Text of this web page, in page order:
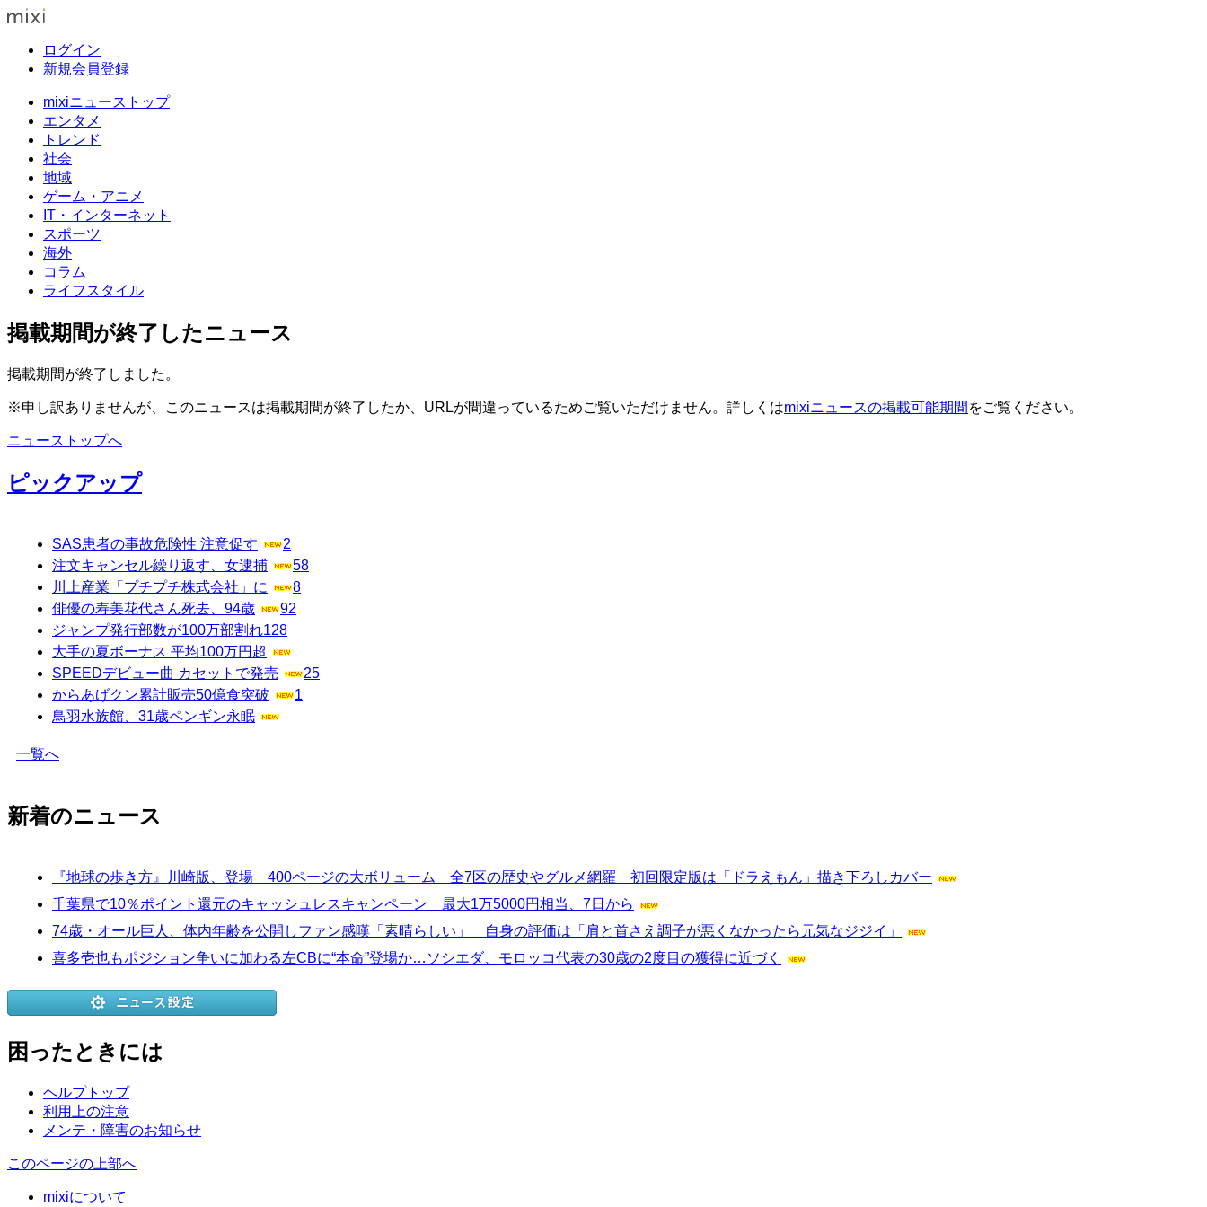
ログイン
新規会員登録
mixiニューストップ
エンタメ
トレンド
社会
地域
ゲーム・アニメ
IT・インターネット
スポーツ
海外
コラム
ライフスタイル
掲載期間が終了したニュース
掲載期間が終了しました。
※申し訳ありませんが、このニュースは掲載期間が終了したか、URLが間違っているためご覧いただけません。詳しくはmixiニュースの掲載可能期間 をご覧ください。
ニューストップへ
ピックアップ
SAS患者の事故危険性 注意促す
2
注文キャンセル繰り返す、女逮捕
58
川上産業「プチプチ株式会社」に
8
俳優の寿美花代さん死去、94歳
92
ジャンプ発行部数が100万部割れ128
大手の夏ボーナス 平均100万円超
SPEEDデビュー曲 カセットで発売
25
からあげクン累計販売50億食突破
1
鳥羽水族館、31歳ペンギン永眠
一覧へ
新着のニュース
『地球の歩き方』川崎版、登場 400ページの大ボリューム 全7区の歴史やグルメ網羅 初回限定版は「ドラえもん」描き下ろしカバー
千葉県で10％ポイント還元のキャッシュレスキャンペーン 最大1万5000円相当、7日から
74歳・オール巨人、体内年齢を公開しファン感嘆「素晴らしい」 自身の評価は「肩と首さえ調子が悪くなかったら元気なジジイ」
喜多壱也もポジション争いに加わる左CBに“本命”登場か…ソシエダ、モロッコ代表の30歳の2度目の獲得に近づく
困ったときには
ヘルプトップ
利用上の注意
メンテ・障害のお知らせ
このページの上部へ
mixiについて